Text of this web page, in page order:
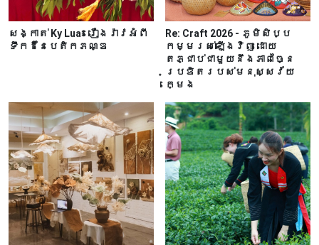
សង្កាត់ Ky Lua៖ រឿងរ៉ាវអំពី
ទឹកដីនៃបេតិកភណ្ឌ
Re: Craft 2026 - ភូមិសិប្ប
កម្មរស់ឡើងវិញ ដោយ
តភ្ជាប់ជាមួយនឹងភាពច្នៃ
ប្រឌិតរបស់មនុស្សវ័យ
ក្មេង